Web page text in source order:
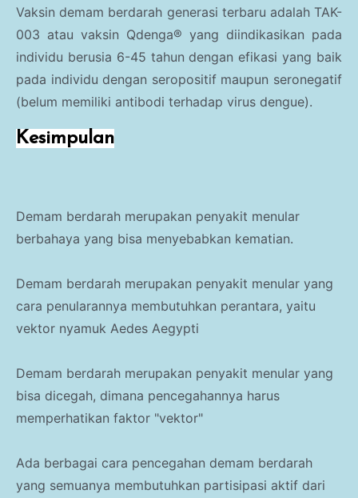
Vaksin demam berdarah generasi terbaru adalah TAK-
003 atau vaksin Qdenga® yang diindikasikan pada
individu berusia 6-45 tahun dengan efikasi yang baik
pada individu dengan seropositif maupun seronegatif
(belum memiliki antibodi terhadap virus dengue).
Kesimpulan
Demam berdarah merupakan penyakit menular
berbahaya yang bisa menyebabkan kematian.
Demam berdarah merupakan penyakit menular yang
cara penularannya membutuhkan perantara, yaitu
vektor nyamuk Aedes Aegypti
Demam berdarah merupakan penyakit menular yang
bisa dicegah, dimana pencegahannya harus
memperhatikan faktor "vektor"
Ada berbagai cara pencegahan demam berdarah
yang semuanya membutuhkan partisipasi aktif dari